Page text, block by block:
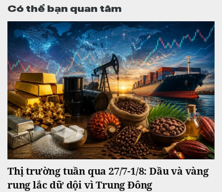
Có thể bạn quan tâm
Thị trường tuần qua 27/7-1/8: Dầu và vàng
rung lắc dữ dội vì Trung Đông